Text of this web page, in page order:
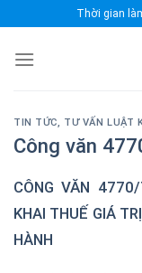
to
content
Thời gian
TIN TỨC, TƯ VẤN LUẬT
Công văn
CÔNG VĂN
KHAI THUẾ GIÁ
HÀNH